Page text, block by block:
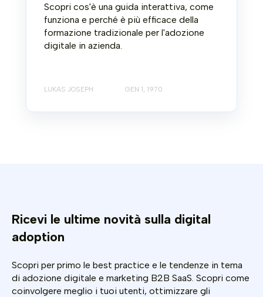
Scopri cos'è una guida interattiva, come
funziona e perché è più efficace della
formazione tradizionale per l'adozione
digitale in azienda.
LUKAS JOSEPH GEN 1, 1970
Ricevi le ultime novità sulla digital
adoption
Scopri per primo le best practice e le tendenze in tema
di adozione digitale e marketing B2B SaaS. Scopri come
coinvolgere meglio i tuoi utenti, ottimizzare gli